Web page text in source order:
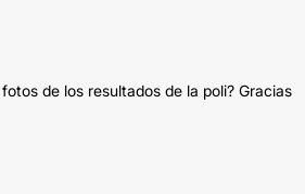
de los resultados de la poli? Gracias